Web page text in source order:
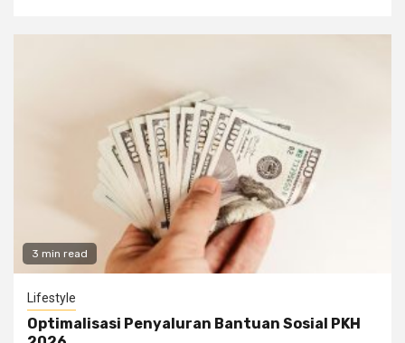
3 min read
Lifestyle
Optimalisasi Penyaluran Bantuan Sosial PKH